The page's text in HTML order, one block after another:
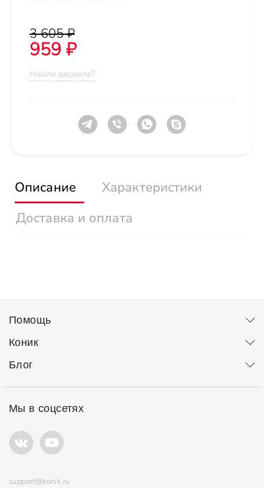
3 605 ₽
959 ₽
Нашли дешевле?
Описание
Характеристики
Доставка и оплата
Помощь
Коник
Блог
Мы в соцсетях
support@konik.ru